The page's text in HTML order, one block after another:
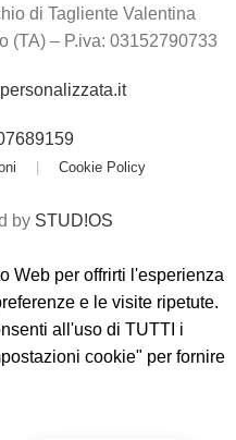
di Tagliente Valentina
(TA) – P.iva: 03152790733
| Cookie Policy
by STUD!OS
Web per offrirti l'esperienza
e le visite ripetute.
all'uso di TUTTI i
cookie" per fornire